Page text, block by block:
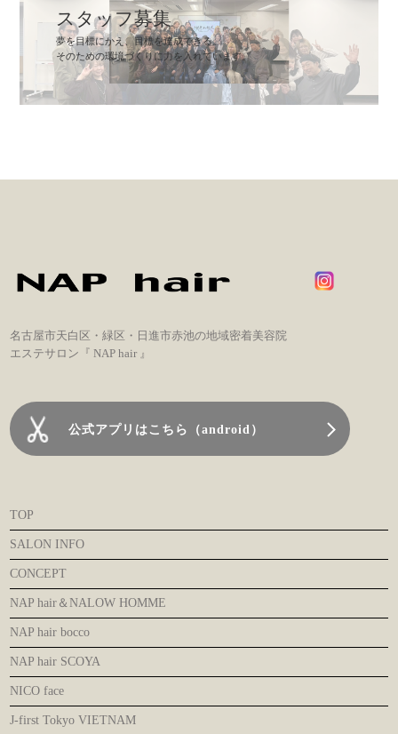
スタッフ募集
夢を目標にかえ、目標を達成できる。
そのための環境づくりに力を入れています。
名古屋市天白区・緑区・日進市赤池の地域密着美容院
エステサロン『 NAP hair 』
公式アプリはこちら（android）
TOP
SALON INFO
CONCEPT
NAP hair＆NALOW HOMME
NAP hair bocco
NAP hair SCOYA
NICO face
J-first Tokyo VIETNAM